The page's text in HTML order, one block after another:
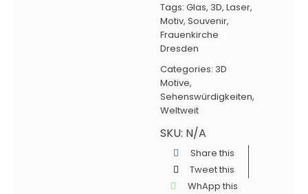
Tags: Glas, 3D, Laser,
Motiv, Souvenir,
Frauenkirche
Dresden
Categories: 3D
Motive,
Sehenswürdigkeiten,
Weltweit
SKU: N/A
Share this
Tweet this
WhApp this